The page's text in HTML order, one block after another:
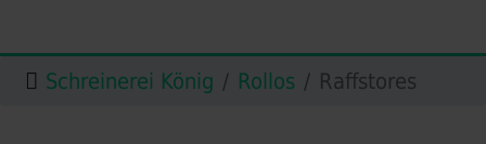
Schreinerei König Rollos Raffstores